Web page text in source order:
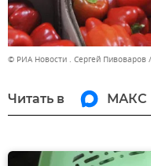
© РИА Новости . Сергей Пивоваров
Читать в МАКС